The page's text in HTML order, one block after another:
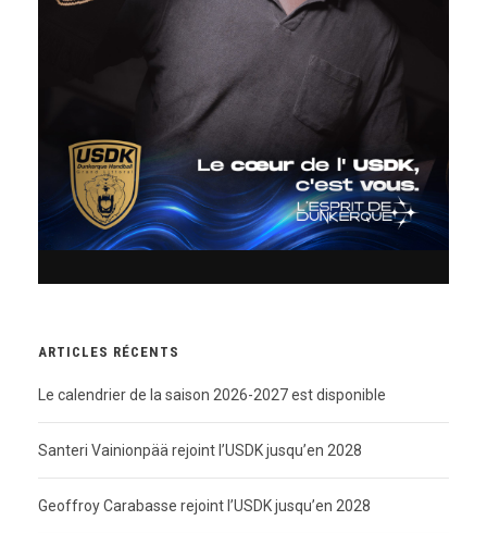
ARTICLES RÉCENTS
Le calendrier de la saison 2026-2027 est disponible
Santeri Vainionpää rejoint l’USDK jusqu’en 2028
Geoffroy Carabasse rejoint l’USDK jusqu’en 2028